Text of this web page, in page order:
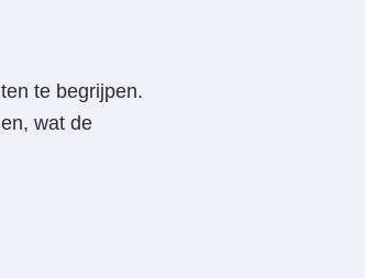
te begrijpen.
wat de